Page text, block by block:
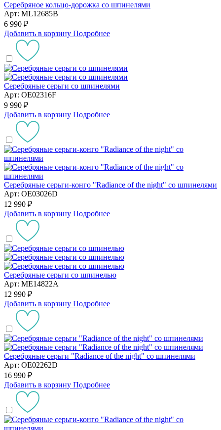
Серебряное кольцо-дорожка со шпинелями
Арт: ML12685B
6 990 ₽
Добавить в корзину Подробнее
Серебряные серьги со шпинелями
Арт: OE02316F
9 990 ₽
Добавить в корзину Подробнее
Серебряные серьги-конго "Radiance of the night" со шпинелями
Арт: OE03026D
12 990 ₽
Добавить в корзину Подробнее
Серебряные серьги со шпинелью
Арт: ME14822A
12 990 ₽
Добавить в корзину Подробнее
Серебряные серьги "Radiance of the night" со шпинелями
Арт: OE02262D
16 990 ₽
Добавить в корзину Подробнее